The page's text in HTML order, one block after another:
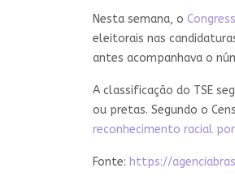
Nesta semana, o
eleitorais nas
antes acompanhava o
A classificação do TSE
ou pretas. Segundo o
reconhecimento racial
Fonte: https://